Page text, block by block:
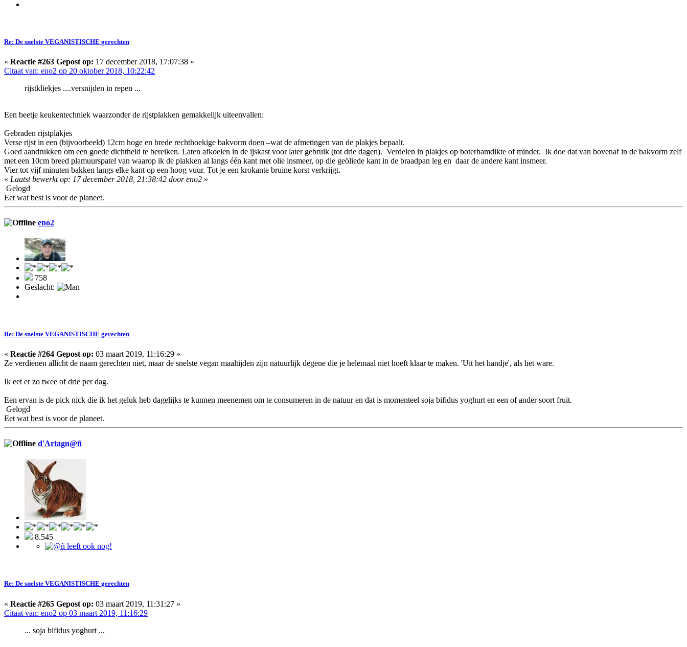
Re: De snelste VEGANISTISCHE gerechten
« Reactie #263 Gepost op: 17 december 2018, 17:07:38 »
Citaat van: eno2 op 20 oktober 2018, 10:22:42
rijstkliekjes ....versnijden in repen ...
Een beetje keukentechniek waarzonder de rijstplakken gemakkelijk uiteenvallen:
Gebraden rijstplakjes
Verse rijst in een (bijvoorbeeld) 12cm hoge en brede rechthoekige bakvorm doen –wat de afmetingen van de plakjes bepaalt.
Goed aandrukken om een goede dichtheid te bereiken. Laten afkoelen in de ijskast voor later gebruik (tot drie dagen). Verdelen in plakjes op boterhamdikte of minder. Ik doe dat van bovenaf in de bakvorm zelf
met een 10cm breed plamuurspatel van waarop ik de plakken al langs één kant met olie insmeer, op die geöliede kant in de braadpan leg en daar de andere kant insmeer.
Vier tot vijf minuten bakken langs elke kant op een hoog vuur. Tot je een krokante bruine korst verkrijgt.
« Laatst bewerkt op: 17 december 2018, 21:38:42 door eno2 »
Gelogd
Eet wat best is voor de planeet.
eno2
758
Geslacht:
Re: De snelste VEGANISTISCHE gerechten
« Reactie #264 Gepost op: 03 maart 2019, 11:16:29 »
Ze verdienen allicht de naam gerechten niet, maar de snelste vegan maaltijden zijn natuurlijk degene die je helemaal niet hoeft klaar te maken. 'Uit het handje', als het ware.
Ik eet er zo twee of drie per dag.
Een ervan is de pick nick die ik het geluk heb dagelijks te kunnen meenemen om te consumeren in de natuur en dat is momenteel soja bifidus yoghurt en een of ander soort fruit.
Gelogd
Eet wat best is voor de planeet.
d'Artagn@ñ
8.545
Re: De snelste VEGANISTISCHE gerechten
« Reactie #265 Gepost op: 03 maart 2019, 11:31:27 »
Citaat van: eno2 op 03 maart 2019, 11:16:29
... soja bifidus yoghurt ...